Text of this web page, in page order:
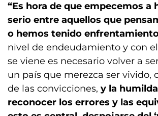
“Es hora de que empecemos a
serio entre aquellos que
o hemos tenido
nivel de endeudamiento y con
se viene es necesario volver a
un país que merezca ser vivido,
de las convicciones, y la
reconocer los errores y las